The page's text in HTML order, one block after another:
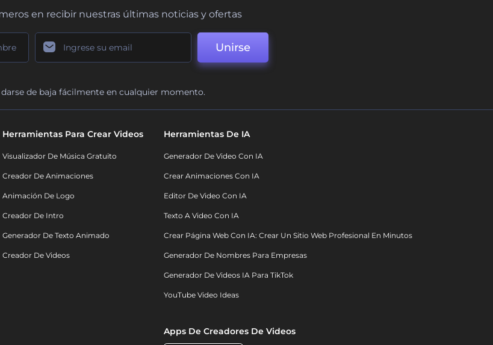
en recibir nuestras últimas noticias y ofertas
Unirse
darse de baja fácilmente en cualquier momento.
Herramientas Para Crear Videos
Visualizador De Música Gratuito
Creador De Animaciones
Animación De Logo
Creador De Intro
Generador De Texto Animado
Creador De Videos
Herramientas De IA
Generador De Video Con IA
Crear Animaciones Con IA
Editor De Video Con IA
Texto A Video Con IA
Crear Página Web Con IA: Crear Un Sitio Web Profesional En Minutos
Generador De Nombres Para Empresas
Generador De Videos IA Para TikTok
YouTube Video Ideas
Apps De Creadores De Videos